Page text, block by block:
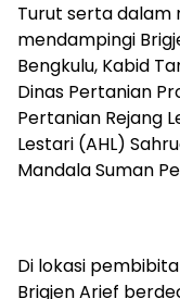
Turut serta dalam
mendampingi
Bengkulu, Kabid
Dinas Pertanian
Pertanian Rejang
Lestari (AHL)
Mandala Suman
Di lokasi
Brigjen Arief